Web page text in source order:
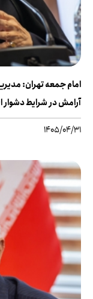
امام جمعه تهران:
آرامش در شرایط دشوار
1405/04/31